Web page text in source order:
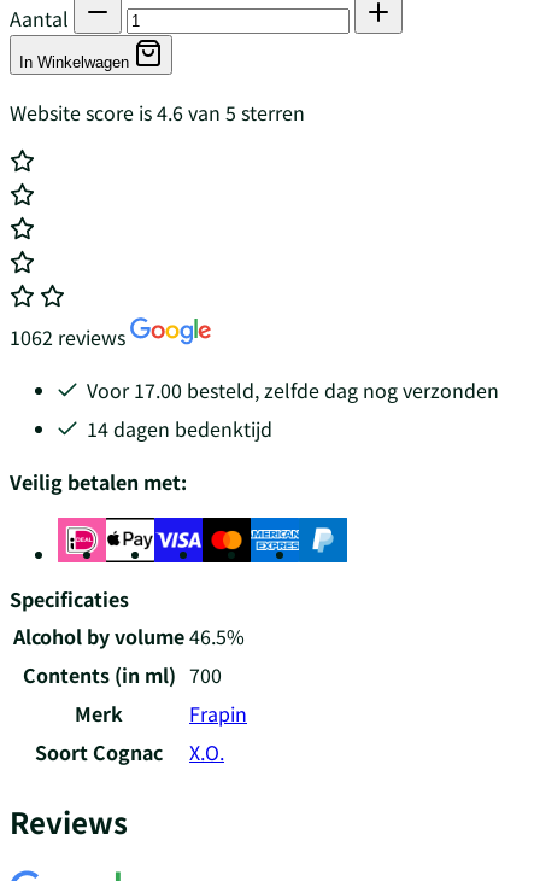
Aantal
In Winkelwagen
Website score is 4.6 van 5 sterren
1062 reviews
Voor 17.00 besteld, zelfde dag nog verzonden
14 dagen bedenktijd
Veilig betalen met:
Specificaties
Alcohol by volume46.5%
Contents (in ml) 700
Merk
Frapin
Soort Cognac
X.O.
Reviews